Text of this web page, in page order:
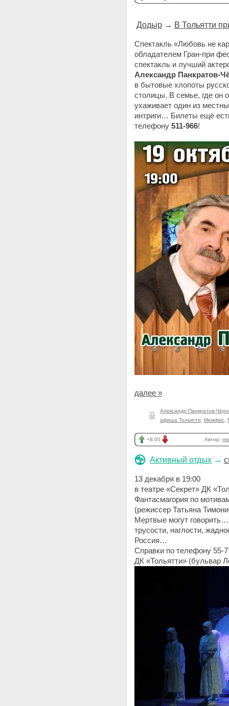
Додыр → В Тольятти
Спектакль «Любовь не
обладателем Гран-при
спектакль и лучший
Александр Панкратов-
в бытовые хлопоты
столицы. В семье, где он
ухаживает один из
интриги… Билеты ещё
телефону 511-966!
далее »
Александр Панкратов-
афиша Тольятти
Мемфис
+8.00 Автор:
Активный отдых →
13 декабря в 19:00
в театре «Секрет» ДК
Фантасмагория по
(режиссер Татьяна
Мертвые могут
трусости, наглости,
Россия…
Справки по телефону 55-
ДК «Тольятти» (бульвар